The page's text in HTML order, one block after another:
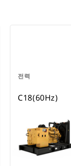
전력
C18(60Hz)